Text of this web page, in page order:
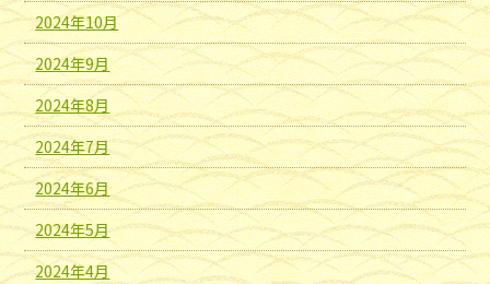
2024年10月
2024年9月
2024年8月
2024年7月
2024年6月
2024年5月
2024年4月